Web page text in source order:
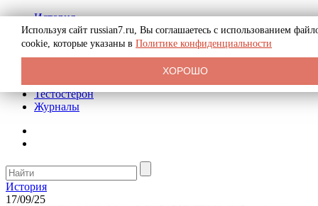
История
Биография
Криминал
Реклама на сайте
Тестостерон
Журналы
История
17/09/25
Используя сайт russian7.ru, Вы соглашаетесь с использованием
cookie, которые указаны в Политике конфиденциальности
ХОРОШО